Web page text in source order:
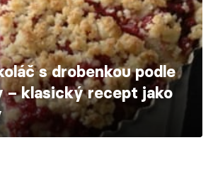
s drobenkou podle
– klasický recept jako